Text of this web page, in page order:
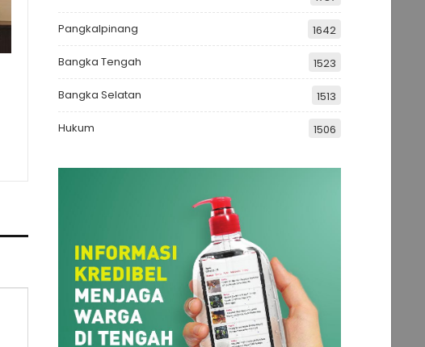
Pangkalpinang 1642
Bangka Tengah 1523
Bangka Selatan 1513
Hukum 1506